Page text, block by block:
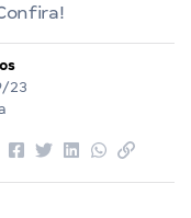
23